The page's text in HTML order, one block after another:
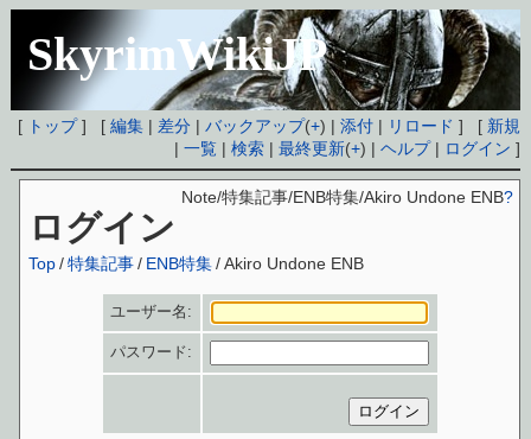
SkyrimWikiJP
[ トップ] [編集 | 差分 |バックアップ(+) |添付 | リロード ] [ 新規
|一覧 |検索 |最終更新(+) |ヘルプ| ログイン ]
ログイン
Note/特集記事/ENB特集/Akiro Undone ENB?
Top /特集記事/ ENB特集/ Akiro Undone ENB
ユーザー名:
パスワード: